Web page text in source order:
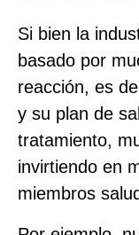
Si bien la
basado por
reacción, es
y su plan de
tratamiento,
invirtiendo en
miembros